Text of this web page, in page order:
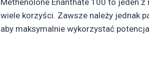
Methenolone Enanthate 100 to jeden
wiele korzyści. Zawsze należy jednak
aby maksymalnie wykorzystać